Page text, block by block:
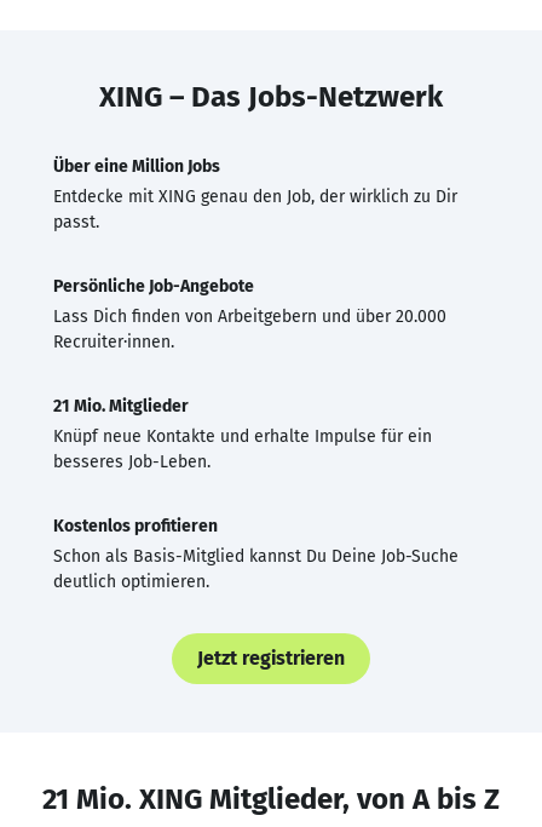
XING – Das Jobs-Netzwerk
Über eine Million Jobs
Entdecke mit XING genau den Job, der wirklich zu Dir
passt.
Persönliche Job-Angebote
Lass Dich finden von Arbeitgebern und über 20.000
Recruiter·innen.
21 Mio. Mitglieder
Knüpf neue Kontakte und erhalte Impulse für ein
besseres Job-Leben.
Kostenlos profitieren
Schon als Basis-Mitglied kannst Du Deine Job-Suche
deutlich optimieren.
Jetzt registrieren
21 Mio. XING Mitglieder, von A bis Z